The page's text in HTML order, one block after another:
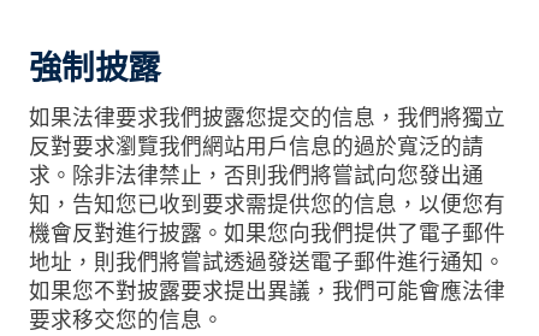
強制披露
如果法律要求我們披露您提交的信息，我們將獨立
反對要求瀏覽我們網站用戶信息的過於寬泛的請
求。除非法律禁止，否則我們將嘗試向您發出通
知，告知您已收到要求需提供您的信息，以便您有
機會反對進行披露。如果您向我們提供了電子郵件
地址，則我們將嘗試透過發送電子郵件進行通知。
如果您不對披露要求提出異議，我們可能會應法律
要求移交您的信息。